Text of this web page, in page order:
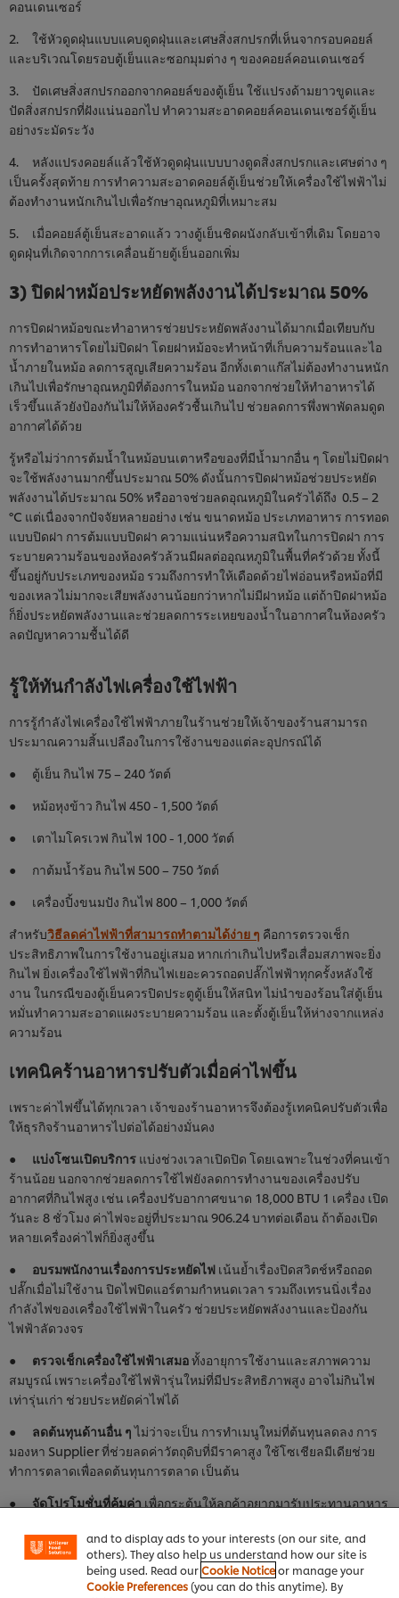
คอนเดนเซอร์
2. ใช้หัวดูดฝุ่นแบบแคบดูดฝุ่นและเศษสิ่งสกปรกที่เห็นจากรอบคอยล์
และบริเวณโดยรอบตู้เย็นและซอกมุมต่าง ๆ ของคอยล์คอนเดนเซอร์
3. ปัดเศษสิ่งสกปรกออกจากคอยล์ของตู้เย็น ใช้แปรงด้ามยาวขูดและ
ปัดสิ่งสกปรกที่ฝังแน่นออกไป ทำความสะอาดคอยล์คอนเดนเซอร์ตู้เย็น
อย่างระมัดระวัง
4. หลังแปรงคอยล์แล้วใช้หัวดูดฝุ่นแบบบางดูดสิ่งสกปรกและเศษต่าง ๆ
เป็นครั้งสุดท้าย การทำความสะอาดคอยล์ตู้เย็นช่วยให้เครื่องใช้ไฟฟ้าไม่
ต้องทำงานหนักเกินไปเพื่อรักษาอุณหภูมิที่เหมาะสม
5. เมื่อคอยล์ตู้เย็นสะอาดแล้ว วางตู้เย็นชิดผนังกลับเข้าที่เดิม โดยอาจ
ดูดฝุ่นที่เกิดจากการเคลื่อนย้ายตู้เย็นออกเพิ่ม
3) ปิดฝาหม้อประหยัดพลังงานได้ประมาณ 50%
การปิดฝาหม้อขณะทำอาหารช่วยประหยัดพลังงานได้มากเมื่อเทียบกับ
การทำอาหารโดยไม่ปิดฝา โดยฝาหม้อจะทำหน้าที่เก็บความร้อนและไอ
น้ำภายในหม้อ ลดการสูญเสียความร้อน อีกทั้งเตาแก๊สไม่ต้องทำงานหนัก
เกินไปเพื่อรักษาอุณหภูมิที่ต้องการในหม้อ นอกจากช่วยให้ทำอาหารได้
เร็วขึ้นแล้วยังป้องกันไม่ให้ห้องครัวชื้นเกินไป ช่วยลดการพึ่งพาพัดลมดูด
อากาศได้ด้วย
รู้หรือไม่ว่าการต้มน้ำในหม้อบนเตาหรือของที่มีน้ำมากอื่น ๆ โดยไม่ปิดฝา
จะใช้พลังงานมากขึ้นประมาณ 50% ดังนั้นการปิดฝาหม้อช่วยประหยัด
พลังงานได้ประมาณ 50% หรืออาจช่วยลดอุณหภูมิในครัวได้ถึง 0.5 – 2
°C แต่เนื่องจากปัจจัยหลายอย่าง เช่น ขนาดหม้อ ประเภทอาหาร การทอด
แบบปิดฝา การต้มแบบปิดฝา ความแน่นหรือความสนิทในการปิดฝา การ
ระบายความร้อนของห้องครัวล้วนมีผลต่ออุณหภูมิในพื้นที่ครัวด้วย ทั้งนี้
ขึ้นอยู่กับประเภทของหม้อ รวมถึงการทำให้เดือดด้วยไฟอ่อนหรือหม้อที่มี
ของเหลวไม่มากจะเสียพลังงานน้อยกว่าหากไม่มีฝาหม้อ แต่ถ้าปิดฝาหม้อ
ก็ยิ่งประหยัดพลังงานและช่วยลดการระเหยของน้ำในอากาศในห้องครัว
ลดปัญหาความชื้นได้ดี
รู้ให้ทันกำลังไฟเครื่องใช้ไฟฟ้า
การรู้กำลังไฟเครื่องใช้ไฟฟ้าภายในร้านช่วยให้เจ้าของร้านสามารถ
ประมาณความสิ้นเปลืองในการใช้งานของแต่ละอุปกรณ์ได้
● ตู้เย็น กินไฟ 75 – 240 วัตต์
● หม้อหุงข้าว กินไฟ 450 - 1,500 วัตต์
● เตาไมโครเวฟ กินไฟ 100 - 1,000 วัตต์
● กาต้มน้ำร้อน กินไฟ 500 – 750 วัตต์
● เครื่องปิ้งขนมปัง กินไฟ 800 – 1,000 วัตต์
สำหรับวิธีลดค่าไฟฟ้าที่สามารถทำตามได้ง่าย ๆ คือการตรวจเช็ก
ประสิทธิภาพในการใช้งานอยู่เสมอ หากเก่าเกินไปหรือเสื่อมสภาพจะยิ่ง
กินไฟ ยิ่งเครื่องใช้ไฟฟ้าที่กินไฟเยอะควรถอดปลั๊กไฟฟ้าทุกครั้งหลังใช้
งาน ในกรณีของตู้เย็นควรปิดประตูตู้เย็นให้สนิท ไม่นำของร้อนใส่ตู้เย็น
หมั่นทำความสะอาดแผงระบายความร้อน และตั้งตู้เย็นให้ห่างจากแหล่ง
ความร้อน
เทคนิคร้านอาหารปรับตัวเมื่อค่าไฟขึ้น
เพราะค่าไฟขึ้นได้ทุกเวลา เจ้าของร้านอาหารจึงต้องรู้เทคนิคปรับตัวเพื่อ
ให้ธุรกิจร้านอาหารไปต่อได้อย่างมั่นคง
● แบ่งโซนเปิดบริการ แบ่งช่วงเวลาเปิดปิด โดยเฉพาะในช่วงที่คนเข้า
ร้านน้อย นอกจากช่วยลดการใช้ไฟยังลดการทำงานของเครื่องปรับ
อากาศที่กินไฟสูง เช่น เครื่องปรับอากาศขนาด 18,000 BTU 1 เครื่อง เปิด
วันละ 8 ชั่วโมง ค่าไฟจะอยู่ที่ประมาณ 906.24 บาทต่อเดือน ถ้าต้องเปิด
หลายเครื่องค่าไฟก็ยิ่งสูงขึ้น
● อบรมพนักงานเรื่องการประหยัดไฟ เน้นย้ำเรื่องปิดสวิตช์หรือถอด
ปลั๊กเมื่อไม่ใช้งาน ปิดไฟปิดแอร์ตามกำหนดเวลา รวมถึงเทรนนิ่งเรื่อง
กำลังไฟของเครื่องใช้ไฟฟ้าในครัว ช่วยประหยัดพลังงานและป้องกัน
ไฟฟ้าลัดวงจร
● ตรวจเช็กเครื่องใช้ไฟฟ้าเสมอทั้งอายุการใช้งานและสภาพความ
สมบูรณ์ เพราะเครื่องใช้ไฟฟ้ารุ่นใหม่ที่มีประสิทธิภาพสูง อาจไม่กินไฟ
เท่ารุ่นเก่า ช่วยประหยัดค่าไฟได้
● ลดต้นทุนด้านอื่น ๆไม่ว่าจะเป็น การทำเมนูใหม่ที่ต้นทุนลดลง การ
มองหา Supplier ที่ช่วยลดค่าวัตถุดิบที่มีราคาสูง ใช้โซเชียลมีเดียช่วย
ทำการตลาดเพื่อลดต้นทุนการตลาด เป็นต้น
● จัดโปรโมชั่นที่คุ้มค่า เพื่อกระตุ้นให้ลูกค้าอยากมารับประทานอาหาร
เพิ่มวัตถุดิบที่น่าสนใจตามเทรนด์ในแต่ละช่วงเวลา เป็นต้น
TIPS คุมต้นทุนร้านอาหารให้อยู่หมัด
We use cookies (and similar techniques) to improve
your experience on our site. Cookies enable you to
"shopping basket"), social sharing functionality (for
and to display ads to your interests (on our site, and
others). They also help us understand how our site is
being used. Read ourCookie Noticeor manage your
Cookie Preferences (you can do this anytime). By